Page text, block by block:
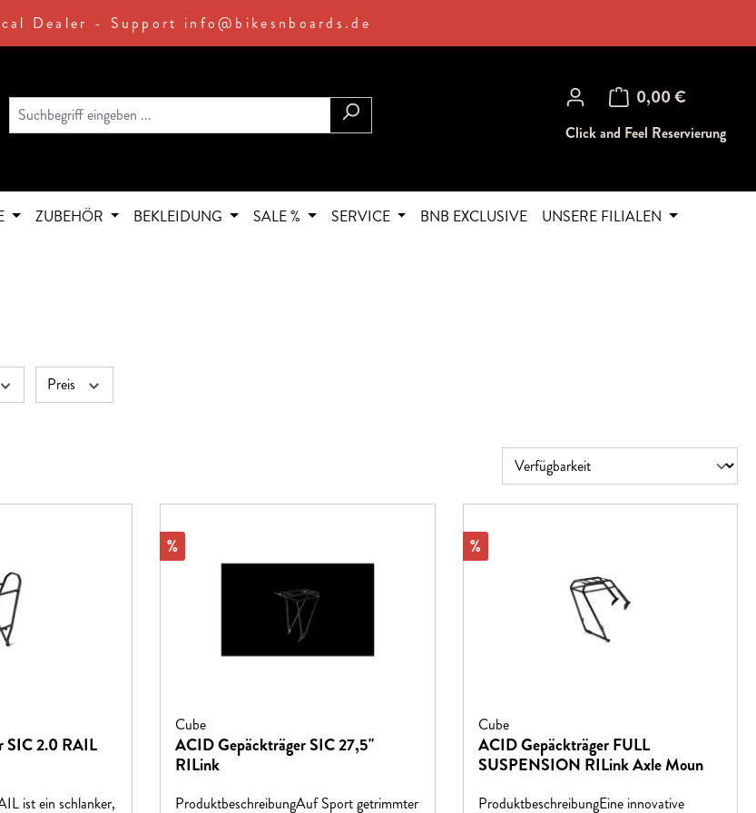
Dealer - Support info@bikesnboards.de
0,00 €
Warenkorb enthält 0
Click and Feel Reservierung
ZUBEHÖR BEKLEIDUNG SALE % SERVICE BNB EXCLUSIVE
UNSERE FILIALEN
Preis
SIC 2.0 RAIL
ist ein schlanker,
Rabatt
%
Cube
ACID Gepäckträger SIC 27,5"
RILink
ProduktbeschreibungAuf Sport getrimmter
Rabatt
%
Cube
ACID Gepäckträger FULL
SUSPENSION RILink Axle Moun
ProduktbeschreibungEine innovative